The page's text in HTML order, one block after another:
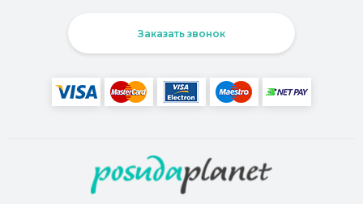
Заказать звонок